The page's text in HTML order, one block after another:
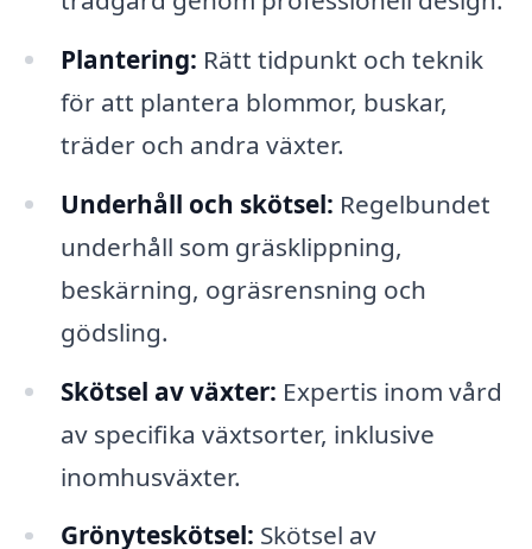
Plantering: Rätt tidpunkt och teknik
för att plantera blommor, buskar,
träder och andra växter.
Underhåll och skötsel: Regelbundet
underhåll som gräsklippning,
beskärning, ogräsrensning och
gödsling.
Skötsel av växter: Expertis inom vård
av specifika växtsorter, inklusive
inomhusväxter.
Grönyteskötsel: Skötsel av